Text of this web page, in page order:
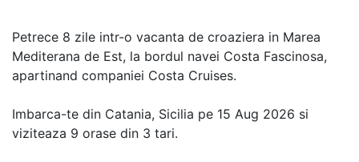
Petrece 8 zile intr-o vacanta de croaziera in Marea
Mediterana de Est, la bordul navei Costa Fascinosa,
apartinand companiei Costa Cruises.
Imbarca-te din Catania, Sicilia pe 15 Aug 2026 si
viziteaza 9 orase din 3 tari.